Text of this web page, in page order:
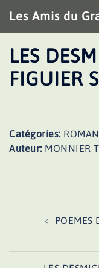
au
contenu
Les Amis du
LES
FIGUIER
Catégories: ROMAN
Auteur: MONNIER
d’articlePOEMES